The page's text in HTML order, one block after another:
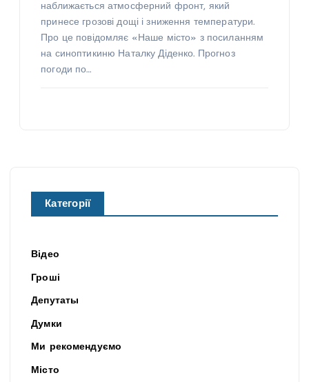
наближається атмосферний фронт, який
принесе грозові дощі і зниження температури.
Про це повідомляє «Наше місто» з посиланням
на синоптикиню Наталку Діденко. Прогноз
погоди по…
Категорії
Відео
Гроші
Депутаты
Думки
Ми рекомендуємо
Місто